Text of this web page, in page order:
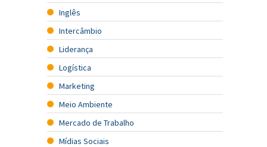
Inglês
Intercâmbio
Liderança
Logística
Marketing
Meio Ambiente
Mercado de Trabalho
Mídias Sociais